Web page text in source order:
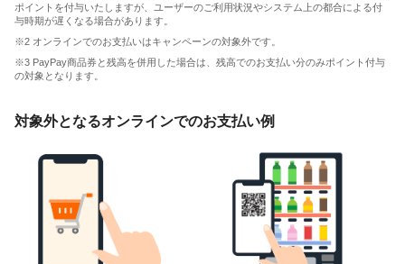
ポイントを付与いたしますが、ユーザーのご利用状況やシステム上の都合による付
与時期が遅くなる場合があります。
※2 オンラインでのお支払いはキャンペーンの対象外です。
※3 PayPay商品券と残高を併用した場合は、残高でのお支払い分のみポイント付与
の対象となります。
対象外となるオンラインでのお支払い例